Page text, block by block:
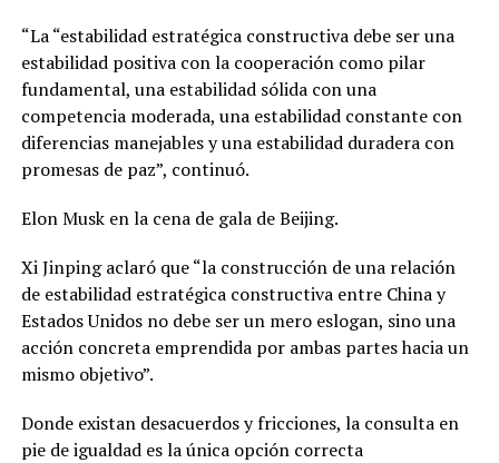
“La “estabilidad estratégica constructiva debe ser una
estabilidad positiva con la cooperación como pilar
fundamental, una estabilidad sólida con una
competencia moderada, una estabilidad constante con
diferencias manejables y una estabilidad duradera con
promesas de paz”, continuó.
Elon Musk en la cena de gala de Beijing.
Xi Jinping aclaró que “la construcción de una relación
de estabilidad estratégica constructiva entre China y
Estados Unidos no debe ser un mero eslogan, sino una
acción concreta emprendida por ambas partes hacia un
mismo objetivo”.
Donde existan desacuerdos y fricciones, la consulta en
pie de igualdad es la única opción correcta